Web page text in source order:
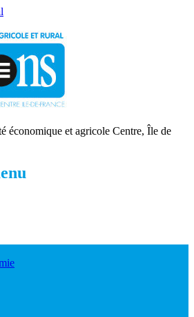
économique et agricole Centre, Île de